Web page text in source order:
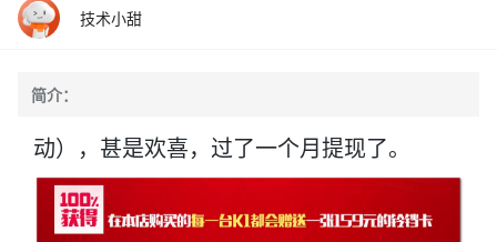
技术小甜
简介：
动），甚是欢喜，过了一个月提现了。